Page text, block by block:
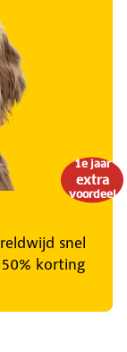
1e jaar
extra
voordeel
snel
korting